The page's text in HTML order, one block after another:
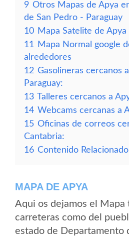
9 Otros Mapas de Apya
de San Pedro - Paraguay
10 Mapa Satelite de
11
Mapa Normal google
alrededores
12 Gasolineras cercanos
Paraguay:
13 Talleres cercanos a
14 Webcams cercanas a
15 Oficinas de correos
Cantabria:
16 Contenido
MAPA DE APYA
Aqui os dejamos el Mapa
carreteras como del
estado de Departamento